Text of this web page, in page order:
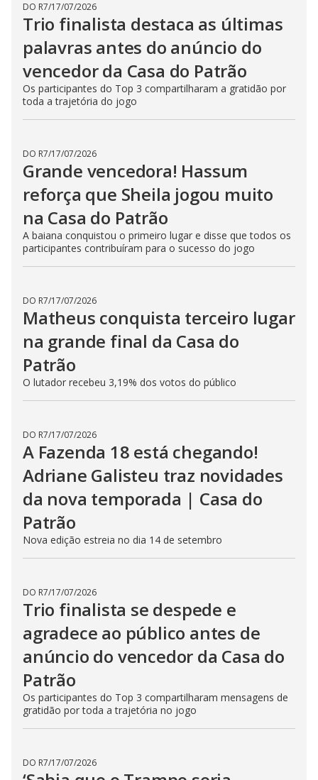
DO R7/17/07/2026
Trio finalista destaca as últimas
palavras antes do anúncio do
vencedor da Casa do Patrão
Os participantes do Top 3 compartilharam a gratidão por
toda a trajetória do jogo
DO R7/17/07/2026
Grande vencedora! Hassum
reforça que Sheila jogou muito
na Casa do Patrão
A baiana conquistou o primeiro lugar e disse que todos os
participantes contribuíram para o sucesso do jogo
DO R7/17/07/2026
Matheus conquista terceiro lugar
na grande final da Casa do
Patrão
O lutador recebeu 3,19% dos votos do público
DO R7/17/07/2026
A Fazenda 18 está chegando!
Adriane Galisteu traz novidades
da nova temporada | Casa do
Patrão
Nova edição estreia no dia 14 de setembro
DO R7/17/07/2026
Trio finalista se despede e
agradece ao público antes de
anúncio do vencedor da Casa do
Patrão
Os participantes do Top 3 compartilharam mensagens de
gratidão por toda a trajetória no jogo
DO R7/17/07/2026